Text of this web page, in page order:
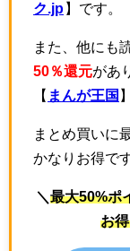
ク.jp 】です。
また、他にも
50％還元があ
【 まんが王国
まとめ買いに
かなりお得で
＼ 最大50%ポ
お